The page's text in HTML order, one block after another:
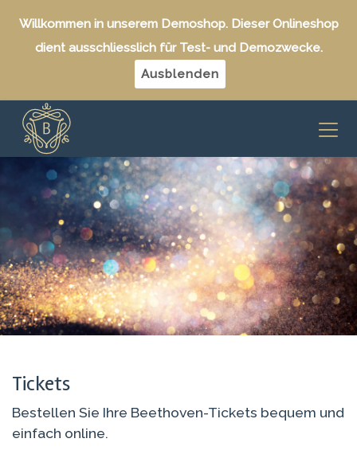
Willkommen in unserem Demoshop. Dieser Onlineshop
dient ausschliesslich für Test- und Demozwecke.
Ausblenden
Tickets
Bestellen Sie Ihre Beethoven-Tickets bequem und
einfach online.